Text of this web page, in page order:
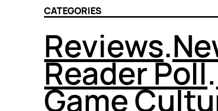
CATEGORIES
Reviews.
Reader Poll.
Game